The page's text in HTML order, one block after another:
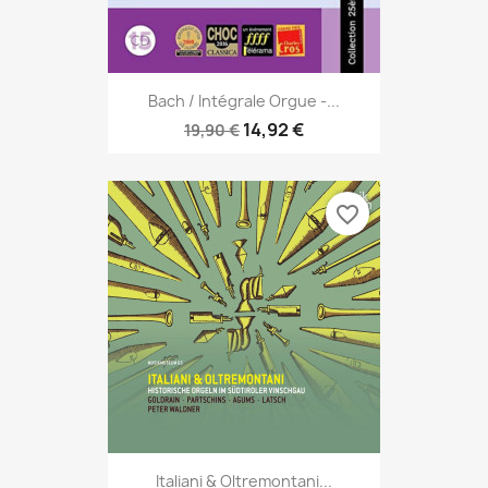
Bach / Intégrale Orgue -...
19,90 € 14,92 €
Italiani & Oltremontani...
favorite_border